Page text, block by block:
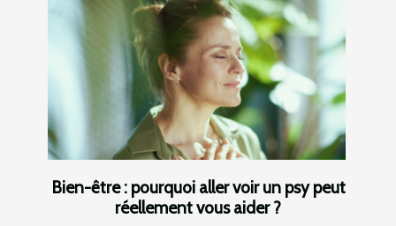
Bien-être : pourquoi aller voir un psy peut
réellement vous aider ?